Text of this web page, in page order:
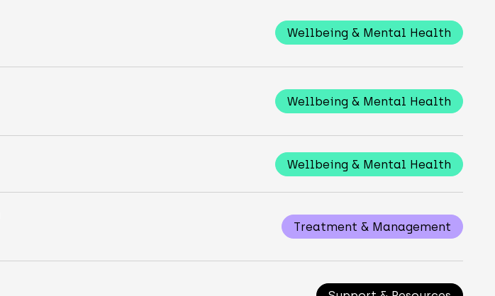
Wellbeing & Mental Health
Wellbeing & Mental Health
Wellbeing & Mental Health
Treatment & Management